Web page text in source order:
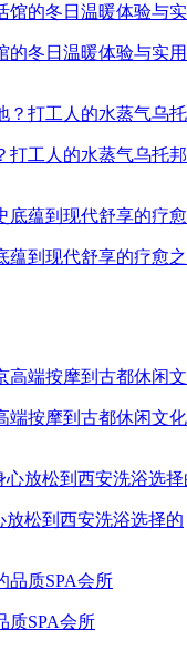
的冬日温暖体验与实
打工人的水蒸气乌托邦
蕴到现代舒享的疗愈
端按摩到古都休闲文化
放松到西安洗浴选择的
质SPA会所